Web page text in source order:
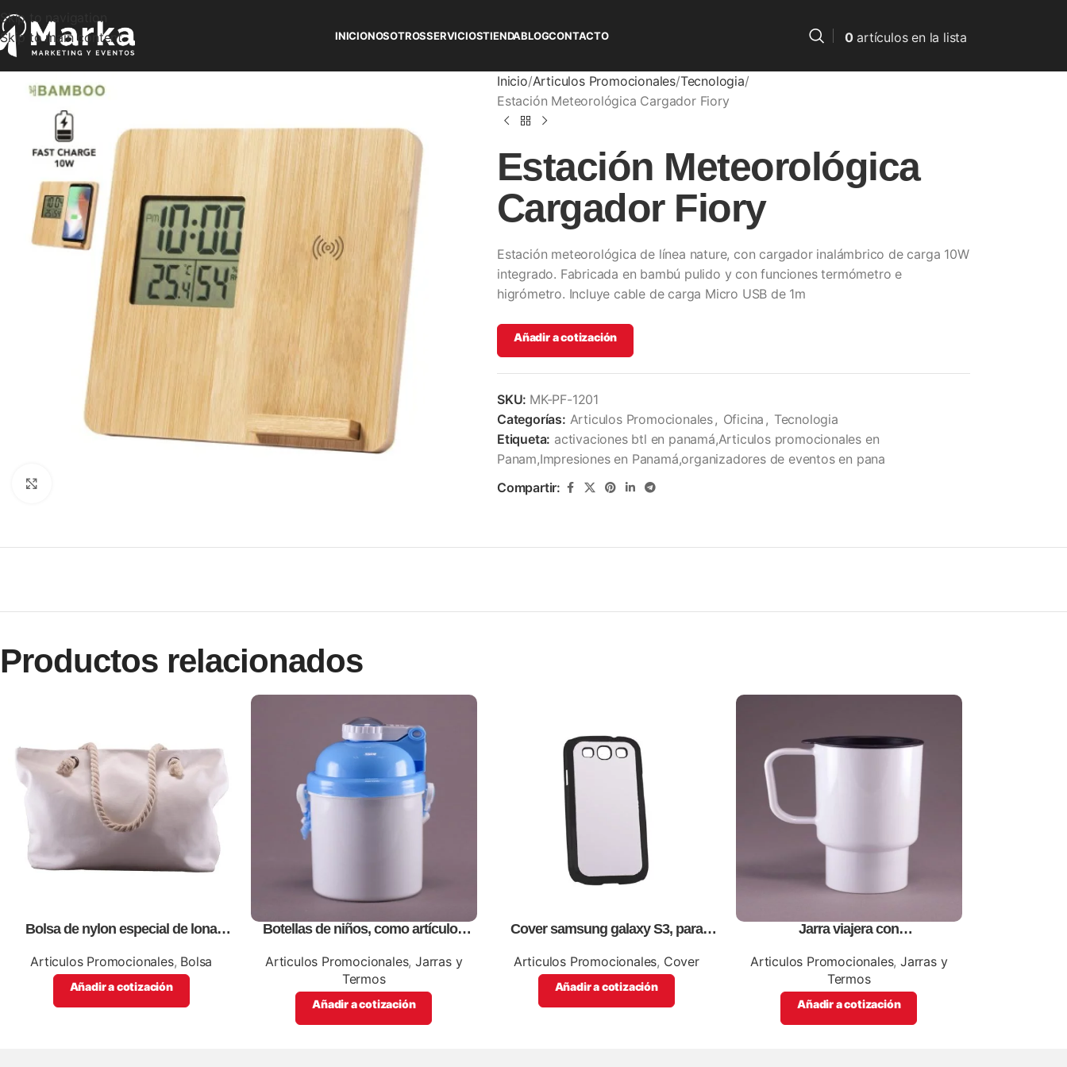
Skip to navigation
Skip to main content
INICIONOSOTROSSERVICIOSTIENDABLOGCONTACTO 0artículosen la lista
Inicio Articulos Promocionales Tecnologia
Estación Meteorológica Cargador Fiory
Estación Meteorológica
Cargador Fiory
Estación meteorológica de línea nature, con cargador inalámbrico de carga 10W
integrado. Fabricada en bambú pulido y con funciones termómetro e
higrómetro. Incluye cable de carga Micro USB de 1m
Añadir a cotización
SKU: MK-PF-1201
Categorías: Articulos Promocionales, Oficina , Tecnologia
Etiqueta: activaciones btl en panamá,Articulos promocionales en
Panam,Impresiones en Panamá,organizadores de eventos en pana
Compartir:
Productos relacionados
Bolsa de nylon especial de lona
impresión full color.
Articulos Promocionales, Bolsa
Añadir a cotización
Botellas de niños, como artículos
Articulos Promocionales,Jarras y
Termos
Añadir a cotización
Cover samsung galaxy S3, para
Articulos Promocionales, Cover
Añadir a cotización
Jarra viajera con
full color
Articulos Promocionales,Jarras y
Termos
Añadir a cotización